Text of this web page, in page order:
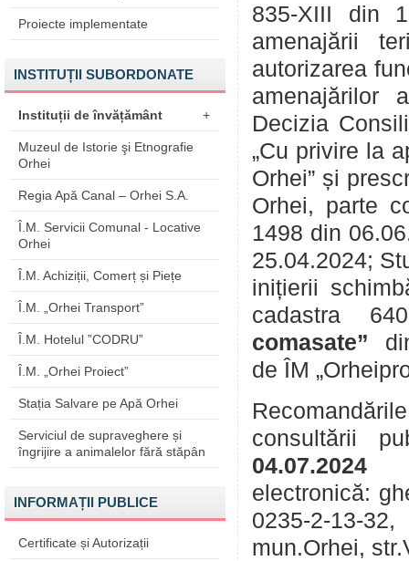
Proiecte implementate
INSTITUȚII SUBORDONATE
Instituții de învățământ +
Muzeul de Istorie şi Etnografie
Orhei
Regia Apă Canal – Orhei S.A.
Î.M. Servicii Comunal - Locative
Orhei
Î.M. Achiziții, Comerț și Piețe
Î.M. „Orhei Transport”
Î.M. Hotelul ”CODRU”
Î.M. „Orhei Proiect”
Stația Salvare pe Apă Orhei
Serviciul de supraveghere și
îngrijire a animalelor fără stăpân
INFORMAȚII PUBLICE
Certificate și Autorizații
835-XIII din
amenajării
autorizarea
amenajărilor
Decizia
„Cu privire la
Orhei” și
Orhei, parte
1498 din
25.04.2024;
inițierii
cadastra
comasate”
de ÎM
consultării
04.07.2024
electronică:
0235-2-13-
mun.Orhei,